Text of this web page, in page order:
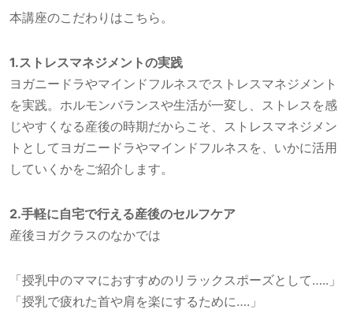
本講座のこだわりはこちら。
1.ストレスマネジメントの実践
ヨガニードラやマインドフルネスでストレスマネジメント
を実践。ホルモンバランスや生活が一変し、ストレスを感
じやすくなる産後の時期だからこそ、ストレスマネジメン
トとしてヨガニードラやマインドフルネスを、いかに活用
していくかをご紹介します。
2.手軽に自宅で行える産後のセルフケア
産後ヨガクラスのなかでは
「授乳中のママにおすすめのリラックスポーズとして…..」
「授乳で疲れた首や肩を楽にするために….」